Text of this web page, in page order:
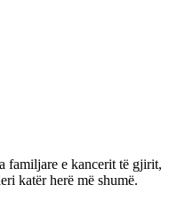
familjare e kancerit të gjirit,
katër herë më shumë.